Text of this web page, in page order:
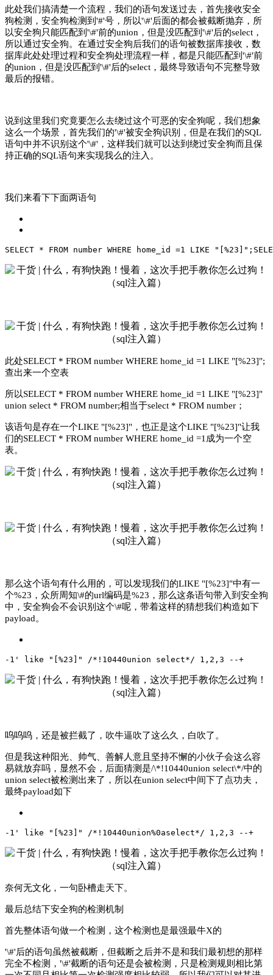
此处我们搞清楚一个流程，我们的语句发送过去，首先接收安全
狗检测，安全狗检测到'#'号，所以'\#'后面的都会被截断抛弃，所
以安全狗只能匹配到'\#'前的union，但是没匹配到'\#'后的select，
所以通过安全狗。在通过安全狗后我们的语句被数据库接收，数
据库此处处理过程和安全狗处理流程一样，都是只能匹配到'\#'前
的union，但是没匹配到'\#'后的select，最终导致语句不完整导致
最后的报错。
说到这里我们究竟要怎么去绕过这个可恶的安全狗呢，我们想象
这么一个场景，首先我们的'\#'被安全狗识别，但是在我们的SQL
语句中并不识别这个'\#'，这样我们就可以达到绕过安全狗而且保
持正确的SQL语句来实现我么的注入。
我们来看下下面两语句
SELECT * FROM number WHERE home_id =1 LIKE "[%23]";
此处SELECT * FROM number WHERE home_id =1 LIKE "[%23]";
查出来一个空表
所以SELECT * FROM number WHERE home_id =1 LIKE "[%23]"
union select * FROM number;相当于select * FROM number；
该语句是存在一个LIKE "[%23]"，也正是这个LIKE "[%23]"让我
们的SELECT * FROM number WHERE home_id =1成为一个空
表。
那么这个语句有什么用的，可以发现我们的LIKE "[%23]"中有一
个%23，众所周知\#的url编码是%23，那么这条语句带入到安全狗
中，安全狗会不会识别这个\#呢，带着这样的猜想我们构造如下
payload。
-1' like "[%23]" /*!10440union select*/ 1,2,3 --+
呜呜呜，还是被拦截了，吹牛逼吹了这么久，白吹了。
但是我这种阳光、帅气、善解人意且坚持不懈的小伙子会这么容
易就放弃吗，显然不会，后面猜测是/\*!10440union select\*/中的
union select被检测出来了，所以在union select中间下了点功夫，
最终payload如下
-1' like "[%23]" /*!10440union%0aselect*/ 1,2,3 --+
奈何无文化，一句卧槽走天下。
最后总结下安全狗的检测机制
首先整体语句做一个检测，这个检测也是最强最牛X的
'\#'后的语句虽然被截断，但截断之后并不是和我们最初想的那样
完全不检测，'\#'截断的语句还是会被检测，只是检测规则相比第